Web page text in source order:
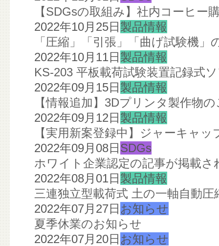
【SDGsの取組み】社内コーヒー
2022年10月25日 製品情報
「圧縮」「引張」「曲げ試験機
2022年10月11日 製品情報
KS-203 平板載荷試験装置記録式
2022年09月15日 製品情報
【情報追加】3Dプリンタ製作物
2022年09月12日 製品情報
【実用新案登録中】ジャーキャッ
2022年09月08日 SDGs
ホワイト企業認定の記事が掲載さ
2022年08月01日 製品情報
三連独立型載荷式 土の一軸自動
2022年07月27日 お知らせ
夏季休業のお知らせ
2022年07月20日 お知らせ